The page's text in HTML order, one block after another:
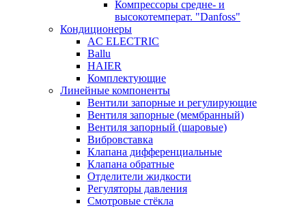
Компрессоры средне- и
высокотемперат. "Danfoss"
Кондиционеры
AC ELECTRIC
Ballu
HAIER
Комплектующие
Линейные компоненты
Вентили запорные и регулирующие
Вентиля запорные (мембранный)
Вентиля запорный (шаровые)
Вибровставка
Клапана дифференциальные
Клапана обратные
Отделители жидкости
Регуляторы давления
Смотровые стёкла